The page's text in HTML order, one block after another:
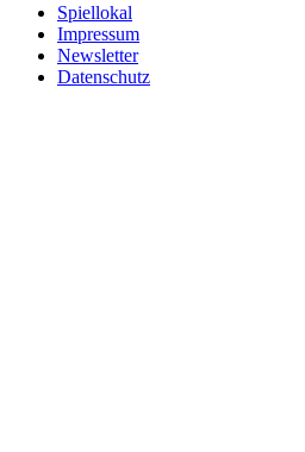
Spiellokal
Impressum
Newsletter
Datenschutz